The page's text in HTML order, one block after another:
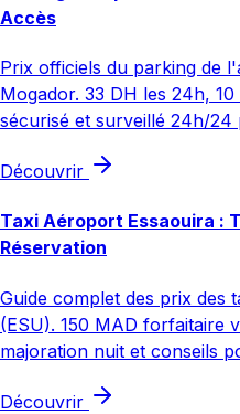
Accès
Prix officiels du parking de
Mogador. 33 DH les 24h,
sécurisé et surveillé 24h/
Découvrir
Taxi Aéroport Essaouira :
Réservation
Guide complet des prix des
(ESU). 150 MAD forfaitaire
majoration nuit et conseils
Découvrir